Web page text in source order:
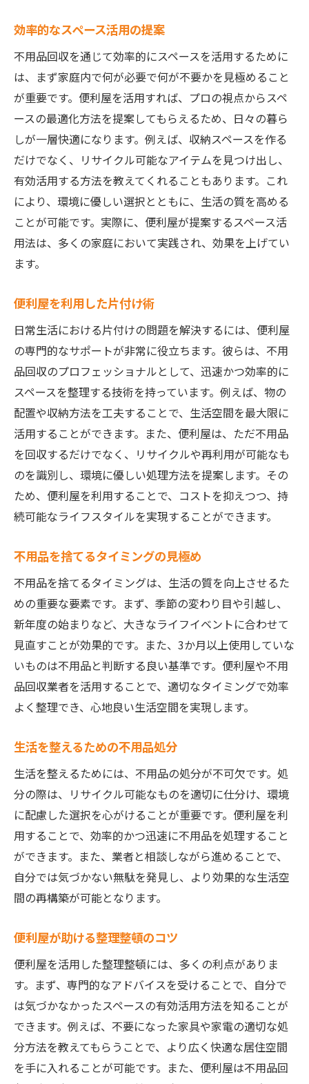
効率的なスペース活用の提案
不用品回収を通じて効率的にスペースを活用するために
は、まず家庭内で何が必要で何が不要かを見極めること
が重要です。便利屋を活用すれば、プロの視点からスペ
ースの最適化方法を提案してもらえるため、日々の暮ら
しが一層快適になります。例えば、収納スペースを作る
だけでなく、リサイクル可能なアイテムを見つけ出し、
有効活用する方法を教えてくれることもあります。これ
により、環境に優しい選択とともに、生活の質を高める
ことが可能です。実際に、便利屋が提案するスペース活
用法は、多くの家庭において実践され、効果を上げてい
ます。
便利屋を利用した片付け術
日常生活における片付けの問題を解決するには、便利屋
の専門的なサポートが非常に役立ちます。彼らは、不用
品回収のプロフェッショナルとして、迅速かつ効率的に
スペースを整理する技術を持っています。例えば、物の
配置や収納方法を工夫することで、生活空間を最大限に
活用することができます。また、便利屋は、ただ不用品
を回収するだけでなく、リサイクルや再利用が可能なも
のを識別し、環境に優しい処理方法を提案します。その
ため、便利屋を利用することで、コストを抑えつつ、持
続可能なライフスタイルを実現することができます。
不用品を捨てるタイミングの見極め
不用品を捨てるタイミングは、生活の質を向上させるた
めの重要な要素です。まず、季節の変わり目や引越し、
新年度の始まりなど、大きなライフイベントに合わせて
見直すことが効果的です。また、3か月以上使用していな
いものは不用品と判断する良い基準です。便利屋や不用
品回収業者を活用することで、適切なタイミングで効率
よく整理でき、心地良い生活空間を実現します。
生活を整えるための不用品処分
生活を整えるためには、不用品の処分が不可欠です。処
分の際は、リサイクル可能なものを適切に仕分け、環境
に配慮した選択を心がけることが重要です。便利屋を利
用することで、効率的かつ迅速に不用品を処理すること
ができます。また、業者と相談しながら進めることで、
自分では気づかない無駄を発見し、より効果的な生活空
間の再構築が可能となります。
便利屋が助ける整理整頓のコツ
便利屋を活用した整理整頓には、多くの利点がありま
す。まず、専門的なアドバイスを受けることで、自分で
は気づかなかったスペースの有効活用方法を知ることが
できます。例えば、不要になった家具や家電の適切な処
分方法を教えてもらうことで、より広く快適な居住空間
を手に入れることが可能です。また、便利屋は不用品回